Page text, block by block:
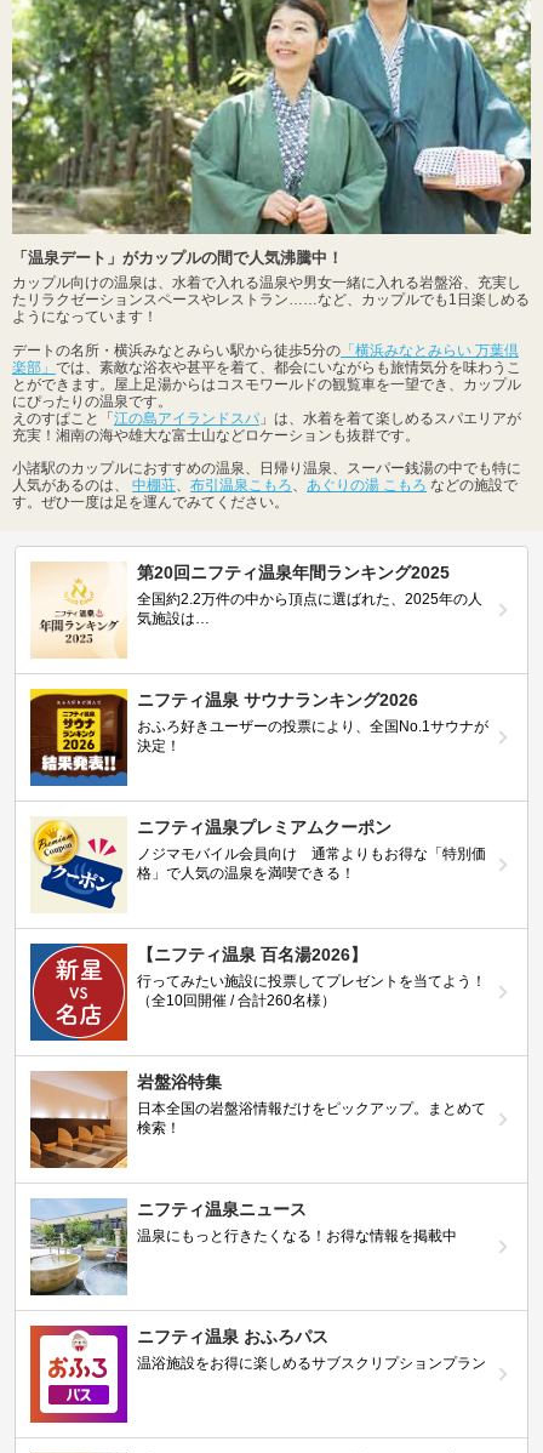
「温泉デート」がカップルの間で人気沸騰中！
カップル向けの温泉は、水着で入れる温泉や男女一緒に入れる岩盤浴、充実し
たリラクゼーションスペースやレストラン……など、カップルでも1日楽しめる
ようになっています！
デートの名所・横浜みなとみらい駅から徒歩5分の 「横浜みなとみらい 万葉倶
楽部」 では、素敵な浴衣や甚平を着て、都会にいながらも旅情気分を味わうこ
とができます。屋上足湯からはコスモワールドの観覧車を一望でき、カップル
にぴったりの温泉です。
えのすぱこと「江の島アイランドスパ 」は、水着を着て楽しめるスパエリアが
充実！湘南の海や雄大な富士山などロケーションも抜群です。
小諸駅のカップルにおすすめの温泉、日帰り温泉、スーパー銭湯の中でも特に
人気があるのは、 中棚荘 布引温泉こもろ あぐりの湯 こもろ などの施設で
す。ぜひ一度は足を運んでみてください。
第20回ニフティ温泉年間ランキング2025
全国約2.2万件の中から頂点に選ばれた、2025年の人
気施設は…
ニフティ温泉 サウナランキング2026
おふろ好きユーザーの投票により、全国No.1サウナが
決定！
ニフティ温泉プレミアムクーポン
ノジマモバイル会員向け 通常よりもお得な「特別価
格」で人気の温泉を満喫できる！
【ニフティ温泉 百名湯2026】
行ってみたい施設に投票してプレゼントを当てよう！
（全10回開催 / 合計260名様）
岩盤浴特集
日本全国の岩盤浴情報だけをピックアップ。まとめて
検索！
ニフティ温泉ニュース
温泉にもっと行きたくなる！お得な情報を掲載中
ニフティ温泉 おふろパス
温浴施設をお得に楽しめるサブスクリプションプラン